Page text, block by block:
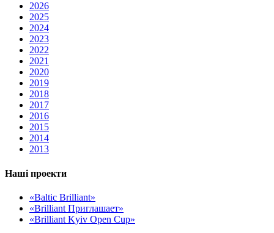
2026
2025
2024
2023
2022
2021
2020
2019
2018
2017
2016
2015
2014
2013
Наші проекти
«Baltic Brilliant»
«Brilliant Приглашает»
«Brilliant Kyiv Open Cup»